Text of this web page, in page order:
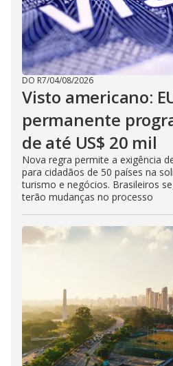
DO R7/04/08/2026
Visto americano:
permanente
de até US$ 20 mil
Nova regra permite a exigência
para cidadãos de 50 países na
turismo e negócios. Brasileiros
terão mudanças no processo